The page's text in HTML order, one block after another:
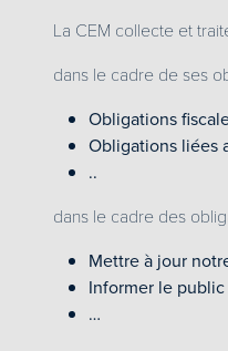
La CEM collecte et
dans le cadre de ses
Obligations
Obligations liées
..
dans le cadre des
Mettre à jour
Informer le public
…